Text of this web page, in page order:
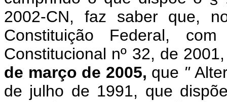
2002-CN, faz saber que,
Constituição Federal,
Constitucional nº 32, de
de março de 2005, que "
de julho de 1991, que